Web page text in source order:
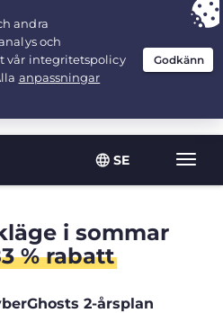
SE
Växla
for 2.1666666666667-years at $
i sommar
% rabatt
2-årsplan